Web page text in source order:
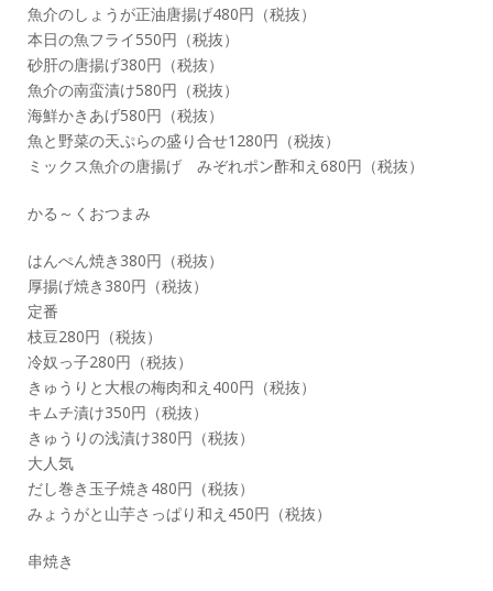
魚介のしょうが正油唐揚げ480円（税抜）
本日の魚フライ550円（税抜）
砂肝の唐揚げ380円（税抜）
魚介の南蛮漬け580円（税抜）
海鮮かきあげ580円（税抜）
魚と野菜の天ぷらの盛り合せ1280円（税抜）
ミックス魚介の唐揚げ みぞれポン酢和え680円（税抜）
かる～くおつまみ
はんぺん焼き380円（税抜）
厚揚げ焼き380円（税抜）
定番
枝豆280円（税抜）
冷奴っ子280円（税抜）
きゅうりと大根の梅肉和え400円（税抜）
キムチ漬け350円（税抜）
きゅうりの浅漬け380円（税抜）
大人気
だし巻き玉子焼き480円（税抜）
みょうがと山芋さっぱり和え450円（税抜）
串焼き